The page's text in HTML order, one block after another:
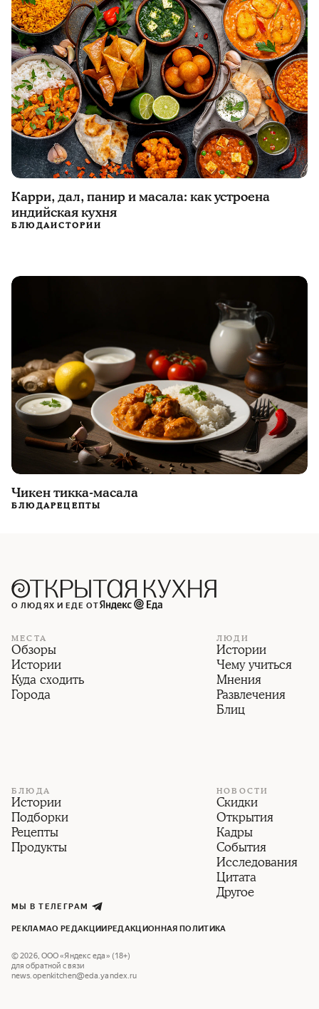
Карри, дал, панир и масала: как устроена
индийская кухня
БЛЮДАИСТОРИИ
Чикен тикка-масала
БЛЮДАРЕЦЕПТЫ
О ЛЮДЯХ И ЕДЕ ОТ
МЕСТА
Обзоры
Истории
Куда сходить
Города
ЛЮДИ
Истории
Чему учиться
Мнения
Развлечения
Блиц
БЛЮДА
Истории
Подборки
Рецепты
Продукты
НОВОСТИ
Скидки
Открытия
Кадры
События
Исследования
Цитата
Другое
МЫ В ТЕЛЕГРАМ
РЕКЛАМАО РЕДАКЦИИРЕДАКЦИОННАЯ ПОЛИТИКА
©2026, ООО «Яндекс еда» (18+)
для обратной связи
news.openkitchen@eda.yandex.ru